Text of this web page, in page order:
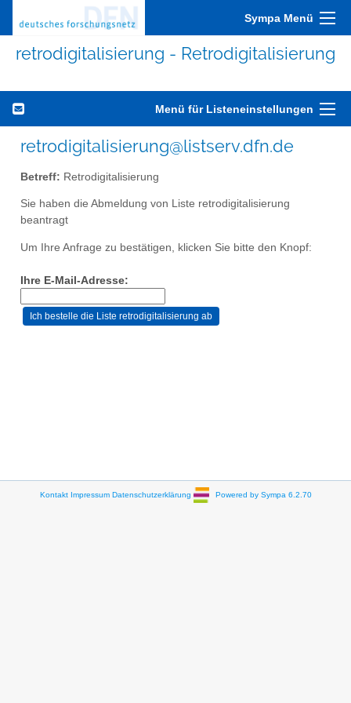
Sympa Menü
retrodigitalisierung - Retrodigitalisierung
Menü für Listeneinstellungen
retrodigitalisierung@listserv.dfn.de
Betreff: Retrodigitalisierung
Sie haben die Abmeldung von Liste retrodigitalisierung
beantragt
Um Ihre Anfrage zu bestätigen, klicken Sie bitte den Knopf:
Ihre E-Mail-Adresse:
Kontakt Impressum Datenschutzerklärung Powered by Sympa 6.2.70